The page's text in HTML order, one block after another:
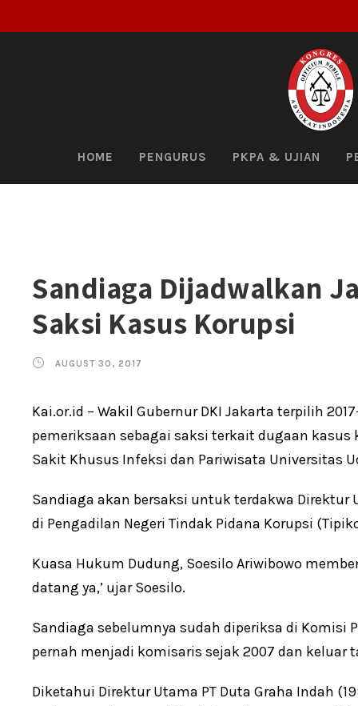
HOME PENGURUS PKPA & UJIAN
Sandiaga Dijadwalkan
Saksi Kasus Korupsi
AUGUST 30, 2017
Kai.or.id – Wakil Gubernur DKI Jakarta terpilih
pemeriksaan sebagai saksi terkait dugaan
Sakit Khusus Infeksi dan Pariwisata Universitas
Sandiaga akan bersaksi untuk terdakwa Direktur
di Pengadilan Negeri Tindak Pidana Korupsi
Kuasa Hukum Dudung, Soesilo Ariwibowo
datang ya,’ ujar Soesilo.
Sandiaga sebelumnya sudah diperiksa di Komisi
pernah menjadi komisaris sejak 2007 dan keluar
Diketahui Direktur Utama PT Duta Graha Indah